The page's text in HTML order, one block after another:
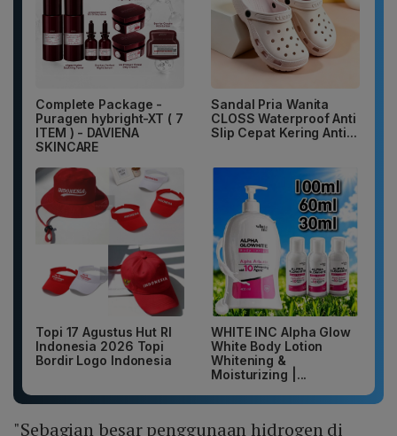
Complete Package -
Puragen hybright-XT ( 7
ITEM ) - DAVIENA
SKINCARE
Sandal Pria Wanita
CLOSS Waterproof Anti
Slip Cepat Kering Anti...
Topi 17 Agustus Hut RI
Indonesia 2026 Topi
Bordir Logo Indonesia
WHITE INC Alpha Glow
White Body Lotion
Whitening &
Moisturizing |...
"Sebagian besar penggunaan hidrogen di